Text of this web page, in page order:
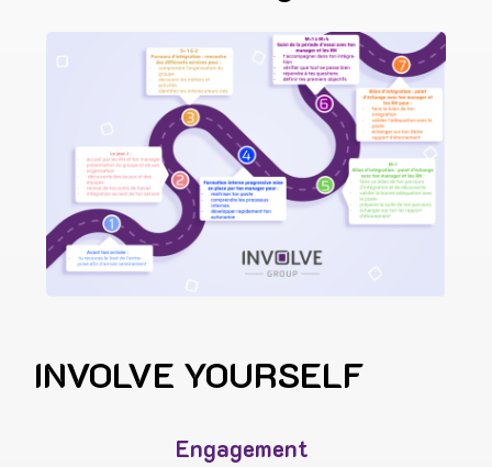
INVOLVE YOURSELF
Engagement